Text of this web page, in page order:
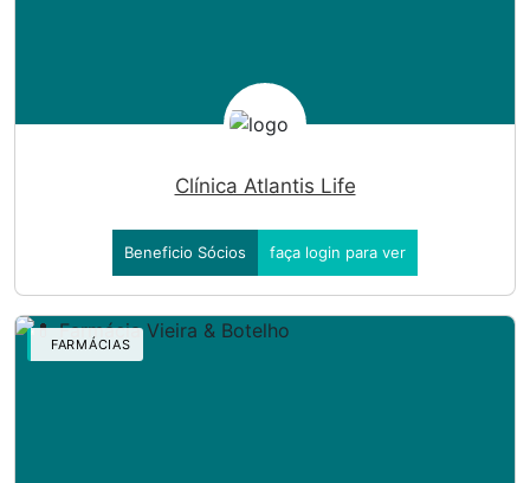
Clínica Atlantis Life
Beneficio Sócios faça login para ver
FARMÁCIAS